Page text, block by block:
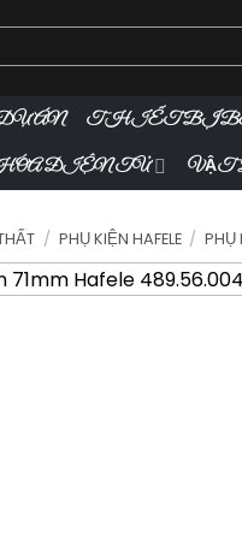
ÁN THIẾT BỊ
ĐIỆN TỬ VẬT
/ PHỤ KIỆN HAFELE / PHỤ